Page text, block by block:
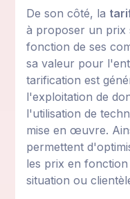
De son côté, la
à proposer un prix
fonction de ses
sa valeur pour
tarification est
l'exploitation de
l'utilisation de
mise en œuvre.
permettent
les prix en fonction
situation ou